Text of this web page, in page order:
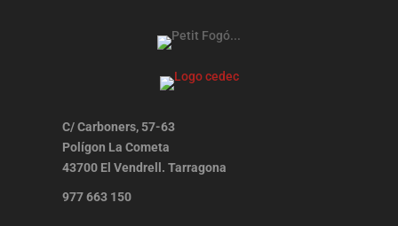
C/ Carboners, 57-63
Polígon La Cometa
43700 El Vendrell. Tarragona
977 663 150